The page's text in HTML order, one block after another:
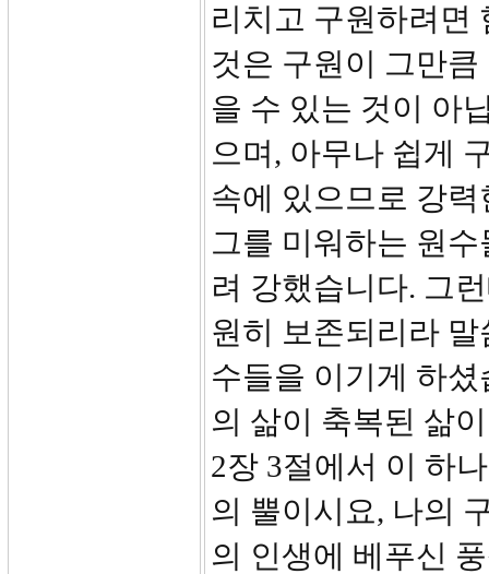
리치고 구원하려면
것은 구원이 그만
을 수 있는 것이 아
으며, 아무나 쉽게
속에 있으므로 강
그를 미워하는 원
려 강했습니다. 그
원히 보존되리라
수들을 이기게 하
의 삶이 축복된 삶
2장 3절에서 이 하
의 뿔이시요, 나의
의 인생에 베푸신